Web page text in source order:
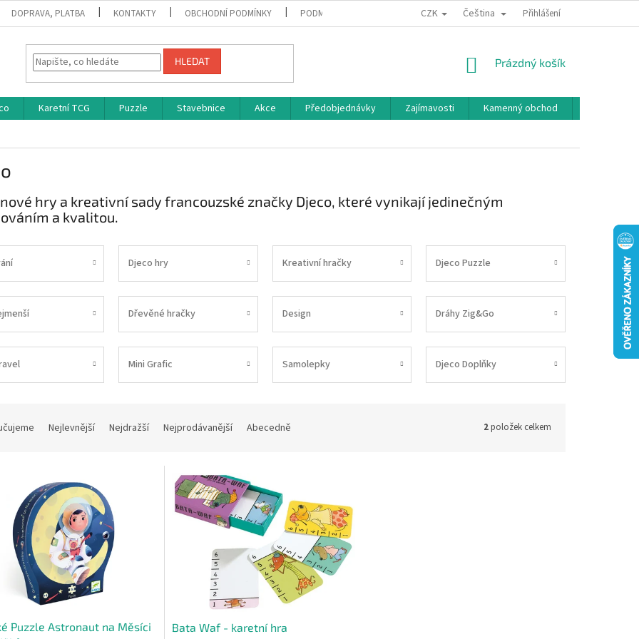
DOPRAVA, PLATBA KONTAKTY OBCHODNÍ PODMÍNKY PODMÍNKY OCHRANY OSOBNÍCH ÚDAJŮ BONUSOVÝ PROGRAM
CZK Čeština Přihlášení
HLEDAT
NÁKUPNÍ
Prázdný košík
Karetní TCG Puzzle Stavebnice Akce Předobjednávky Zajímavosti Kamenný obchod
hry a kreativní sady francouzské značky Djeco, které vynikají jedinečným
a kvalitou.
Djeco hry Kreativní hračky Djeco Puzzle
Dřevěné hračky Design Dráhy Zig&Go
Mini Grafic Samolepky Djeco Doplňky
Nejlevnější Nejdražší Nejprodávanější Abecedně 2položek celkem
Puzzle Astronaut na Měsíci
Bata Waf - karetní hra